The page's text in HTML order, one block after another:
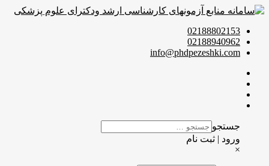
02188802153
02188940962
info@phdpezeshki.com
جستجو
ورود | ثبت نام
×